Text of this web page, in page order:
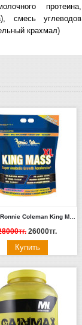
протеина,
смесь углеводов
крахмал)
26000тг.